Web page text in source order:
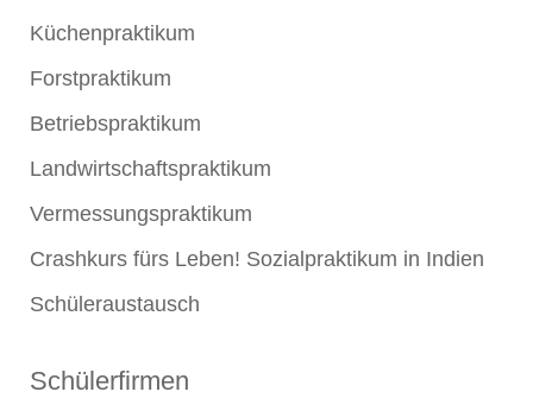
Küchenpraktikum
Forstpraktikum
Betriebspraktikum
Landwirtschaftspraktikum
Vermessungspraktikum
Crashkurs fürs Leben! Sozialpraktikum in Indien
Schüleraustausch
Schülerfirmen